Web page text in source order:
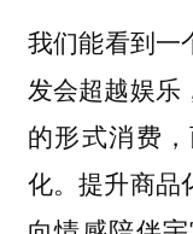
我们能看到一
发会超越娱乐
的形式消费
化。提升商品